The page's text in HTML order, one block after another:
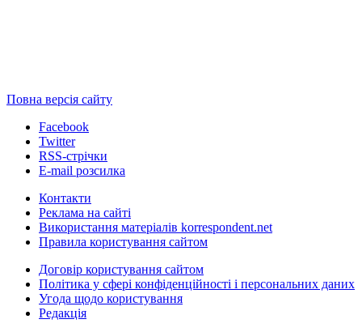
Повна версія сайту
Facebook
Twitter
RSS-стрічки
E-mail розсилка
Контакти
Реклама на сайті
Використання матеріалів korrespondent.net
Правила користування сайтом
Договір користування сайтом
Політика у сфері конфіденційності і персональних даних
Угода щодо користування
Редакція